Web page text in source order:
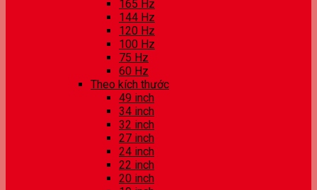
165 Hz
144 Hz
120 Hz
100 Hz
75 Hz
60 Hz
Theo kích thước
49 inch
34 inch
32 inch
27 inch
24 inch
22 inch
20 inch